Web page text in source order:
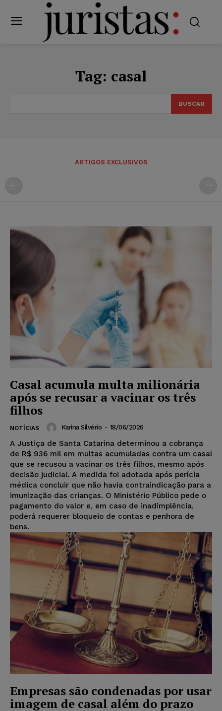
Tag: casal
BUSCAR
ARTIGOS EXCLUSIVOS
Casal acumula multa milionária
após se recusar a vacinar os três
filhos
NOTÍCIAS Karina Silvério - 18/06/2026
A Justiça de Santa Catarina determinou a cobrança
de R$ 936 mil em multas acumuladas contra um casal
que se recusou a vacinar os três filhos, mesmo após
decisão judicial. A medida foi adotada após perícia
médica concluir que não havia contraindicação para a
imunização das crianças. O Ministério Público pede o
pagamento do valor e, em caso de inadimplência,
poderá requerer bloqueio de contas e penhora de
bens.
Empresas são condenadas por usar
imagem de casal além do prazo